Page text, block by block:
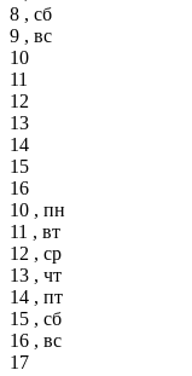
8 , сб
9 , вс
10
11
12
13
14
15
16
10 , пн
11 , вт
12 , ср
13 , чт
14 , пт
15 , сб
16 , вс
17